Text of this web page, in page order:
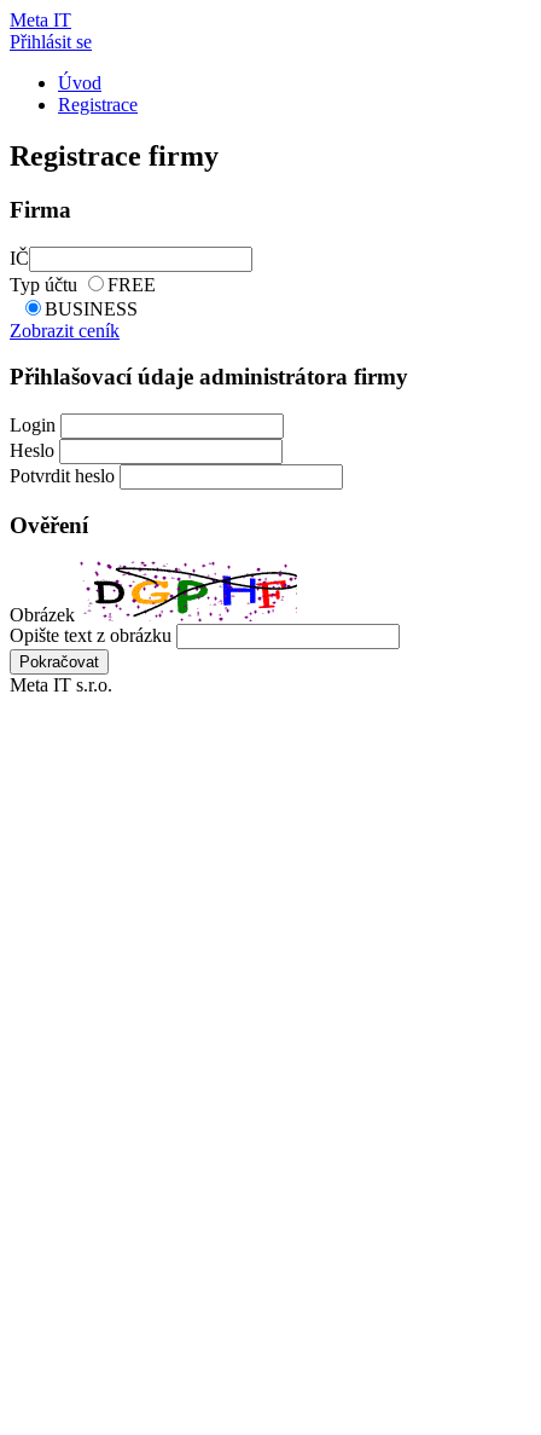
Meta IT
Přihlásit se
Úvod
Registrace
Registrace firmy
Firma
IČ
Typ účtu
FREE
BUSINESS
Zobrazit ceník
Přihlašovací údaje administrátora firmy
Login
Heslo
Potvrdit heslo
Ověření
Obrázek
Opište text z obrázku
Meta IT s.r.o.